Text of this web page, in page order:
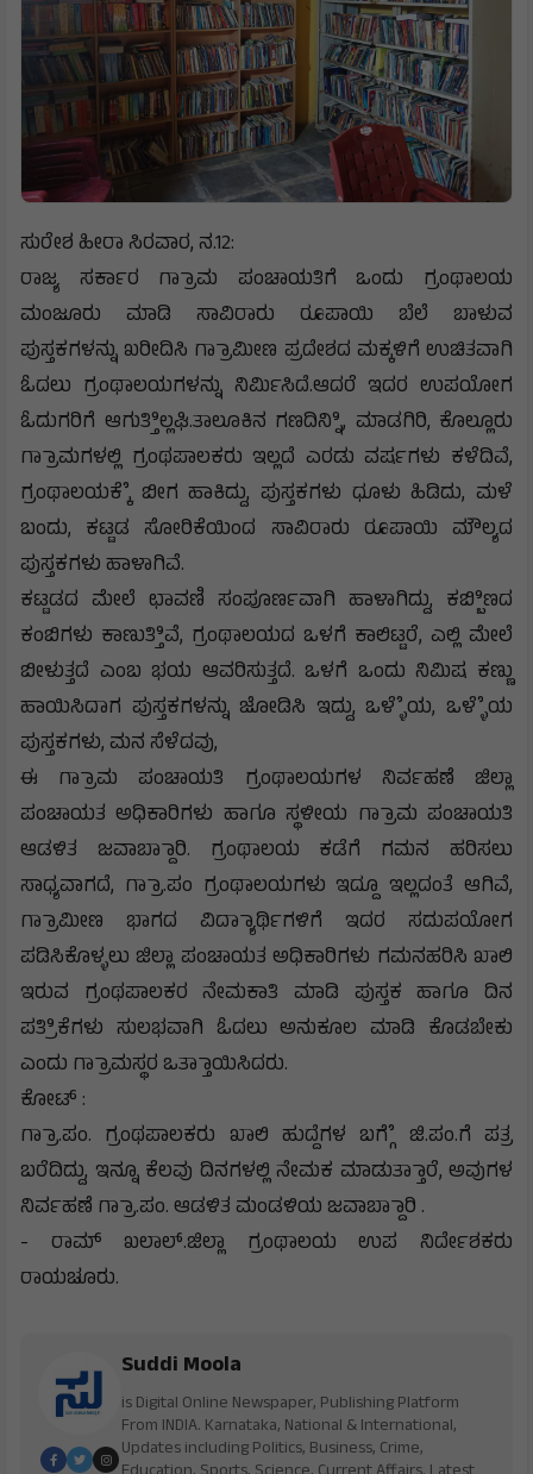
ಸುರೇಶ ಹೀರಾ ಸಿರವಾರ, ನ.12:
ರಾಜ್ಯ ಸರ್ಕಾರ ಗ್ರಾಾಮ ಪಂಚಾಯತಿಗೆ ಒಂದು ಗ್ರಂಥಾಲಯ
ಮಂಜೂರು ಮಾಡಿ ಸಾವಿರಾರು ರೂಪಾಯಿ ಬೆಲೆ ಬಾಳುವ
ಪುಸ್ತಕಗಳನ್ನು ಖರೀದಿಸಿ ಗ್ರಾಾಮೀಣ ಪ್ರದೇಶದ ಮಕ್ಕಳಿಗೆ ಉಚಿತವಾಗಿ
ಓದಲು ಗ್ರಂಥಾಲಯಗಳನ್ನು ನಿರ್ಮಿಸಿದೆ.ಆದರೆ ಇದರ ಉಪಯೋಗ
ಓದುಗರಿಗೆ ಆಗುತ್ತಿಿಲ್ಲಘಿ.ತಾಲೂಕಿನ ಗಣದಿನ್ನಿಿ, ಮಾಡಗಿರಿ, ಕೊಲ್ಲೂರು
ಗ್ರಾಾಮಗಳಲ್ಲಿ ಗ್ರಂಥಪಾಲಕರು ಇಲ್ಲದೆ ಎರಡು ವರ್ಷಗಳು ಕಳೆದಿವೆ,
ಗ್ರಂಥಾಲಯಕ್ಕೆೆ ಬೀಗ ಹಾಕಿದ್ದು, ಪುಸ್ತಕಗಳು ಧೂಳು ಹಿಡಿದು, ಮಳೆ
ಬಂದು, ಕಟ್ಟಡ ಸೋರಿಕೆಯಿಂದ ಸಾವಿರಾರು ರೂಪಾಯಿ ಮೌಲ್ಯದ
ಪುಸ್ತಕಗಳು ಹಾಳಾಗಿವೆ.
ಕಟ್ಟಡದ ಮೇಲೆ ಛಾವಣಿ ಸಂಪೂರ್ಣವಾಗಿ ಹಾಳಾಗಿದ್ದು, ಕಬ್ಬಿಿಣದ
ಕಂಬಿಗಳು ಕಾಣುತ್ತಿಿವೆ, ಗ್ರಂಥಾಲಯದ ಒಳಗೆ ಕಾಲಿಟ್ಟರೆ, ಎಲ್ಲಿ ಮೇಲೆ
ಬೀಳುತ್ತದೆ ಎಂಬ ಭಯ ಆವರಿಸುತ್ತದೆ. ಒಳಗೆ ಒಂದು ನಿಮಿಷ ಕಣ್ಣು
ಹಾಯಿಸಿದಾಗ ಪುಸ್ತಕಗಳನ್ನು ಜೋಡಿಸಿ ಇದ್ದು, ಒಳ್ಳೆೆಯ, ಒಳ್ಳೆೆಯ
ಪುಸ್ತಕಗಳು, ಮನ ಸೆಳೆದವು,
ಈ ಗ್ರಾಾಮ ಪಂಚಾಯತಿ ಗ್ರಂಥಾಲಯಗಳ ನಿರ್ವಹಣೆ ಜಿಲ್ಲಾ
ಪಂಚಾಯತ ಅಧಿಕಾರಿಗಳು ಹಾಗೂ ಸ್ಥಳೀಯ ಗ್ರಾಾಮ ಪಂಚಾಯತಿ
ಆಡಳಿತ ಜವಾಬ್ದಾಾರಿ. ಗ್ರಂಥಾಲಯ ಕಡೆಗೆ ಗಮನ ಹರಿಸಲು
ಸಾಧ್ಯವಾಗದೆ, ಗ್ರಾಾ.ಪಂ ಗ್ರಂಥಾಲಯಗಳು ಇದ್ದೂ ಇಲ್ಲದಂತೆ ಆಗಿವೆ,
ಗ್ರಾಾಮೀಣ ಭಾಗದ ವಿದ್ಯಾಾರ್ಥಿಗಳಿಗೆ ಇದರ ಸದುಪಯೋಗ
ಪಡಿಸಿಕೊಳ್ಳಲು ಜಿಲ್ಲಾ ಪಂಚಾಯತ ಅಧಿಕಾರಿಗಳು ಗಮನಹರಿಸಿ ಖಾಲಿ
ಇರುವ ಗ್ರಂಥಪಾಲಕರ ನೇಮಕಾತಿ ಮಾಡಿ ಪುಸ್ತಕ ಹಾಗೂ ದಿನ
ಪತ್ರಿಿಕೆಗಳು ಸುಲಭವಾಗಿ ಓದಲು ಅನುಕೂಲ ಮಾಡಿ ಕೊಡಬೇಕು
ಎಂದು ಗ್ರಾಾಮಸ್ಥರ ಒತ್ತಾಾಯಿಸಿದರು.
ಕೋಟ್ :
ಗ್ರಾಾ.ಪಂ. ಗ್ರಂಥಪಾಲಕರು ಖಾಲಿ ಹುದ್ದೆಗಳ ಬಗ್ಗೆೆ ಜಿ.ಪಂ.ಗೆ ಪತ್ರ
ಬರೆದಿದ್ದು, ಇನ್ನೂ ಕೆಲವು ದಿನಗಳಲ್ಲಿ ನೇಮಕ ಮಾಡುತ್ತಾಾರೆ, ಅವುಗಳ
ನಿರ್ವಹಣೆ ಗ್ರಾಾ.ಪಂ. ಆಡಳಿತ ಮಂಡಳಿಯ ಜವಾಬ್ದಾಾರಿ .
- ರಾಮ್ ಖಲಾಲ್.ಜಿಲ್ಲಾ ಗ್ರಂಥಾಲಯ ಉಪ ನಿರ್ದೇಶಕರು
ರಾಯಚೂರು.
Suddi Moola
is Digital Online Newspaper, Publishing Platform
From INDIA. Karnataka, National & International,
Updates including Politics, Business, Crime,